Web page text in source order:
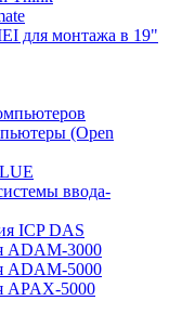
для монтажа в 19"
(Open
ввода-
ICP DAS
ADAM-3000
ADAM-5000
APAX-5000